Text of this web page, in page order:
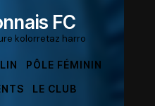
FC
kolorretaz harro
PÔLE FÉMININ
LE CLUB